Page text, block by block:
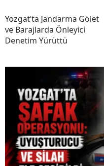
Yozgat’ta Jandarma Gölet
ve Barajlarda Önleyici
Denetim Yürüttü